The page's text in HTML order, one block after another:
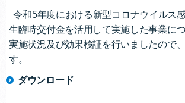
令和5年度における新型コロナウイルス
生臨時交付金を活用して実施した事業に
実施状況及び効果検証を行いましたので
す。
ダウンロード